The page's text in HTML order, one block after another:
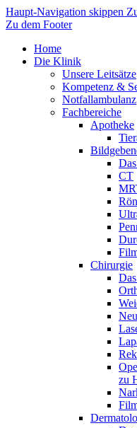
Haupt-Navigation skippen
Zu dem Footer
Home
Die Klinik
Unsere Leitsätze
Kompetenz &
Notfallambulanz
Fachbereiche
Apotheke
CT
Chirurgie
zu